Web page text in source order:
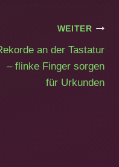
WEITER
an der Tastatur
– flinke Finger sorgen
für Urkunden